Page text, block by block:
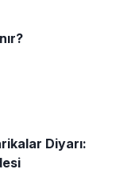
Diyarı: